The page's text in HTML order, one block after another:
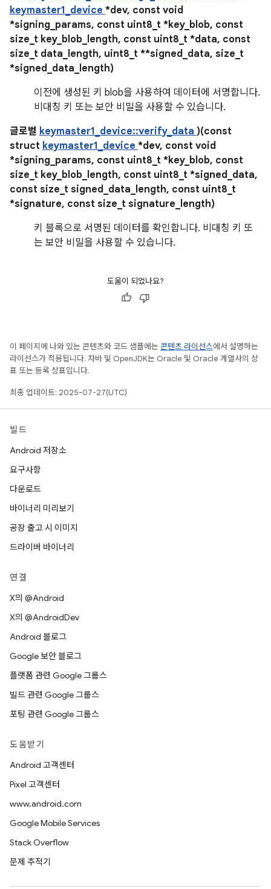
keymaster1_device *dev, const void
*signing_params, const uint8_t *key_blob, const
size_t key_blob_length, const uint8_t *data, const
size_t data_length, uint8_t **signed_data, size_t
*signed_data_length)
이전에 생성된 키 blob을 사용하여 데이터에 서명합니다.
비대칭 키 또는 보안 비밀을 사용할 수 있습니다.
글로벌 keymaster1_device::verify_data )(const
struct keymaster1_device *dev, const void
*signing_params, const uint8_t *key_blob, const
size_t key_blob_length, const uint8_t *signed_data,
const size_t signed_data_length, const uint8_t
*signature, const size_t signature_length)
키 블록으로 서명된 데이터를 확인합니다. 비대칭 키 또
는 보안 비밀을 사용할 수 있습니다.
도움이 되었나요?
이 페이지에 나와 있는 콘텐츠와 코드 샘플에는 콘텐츠 라이선스에서 설명하는
라이선스가 적용됩니다. 자바 및 OpenJDK는 Oracle 및 Oracle 계열사의 상
표 또는 등록 상표입니다.
최종 업데이트: 2025-07-27(UTC)
빌드
Android 저장소
요구사항
다운로드
바이너리 미리보기
공장 출고 시 이미지
드라이버 바이너리
연결
X의 @Android
X의 @AndroidDev
Android 블로그
Google 보안 블로그
플랫폼 관련 Google 그룹스
빌드 관련 Google 그룹스
포팅 관련 Google 그룹스
도움받기
Android 고객센터
Pixel 고객센터
www.android.com
Google Mobile Services
Stack Overflow
문제 추적기